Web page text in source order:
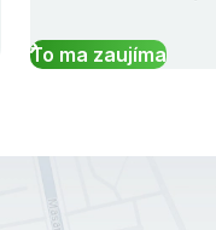
To ma zaujíma